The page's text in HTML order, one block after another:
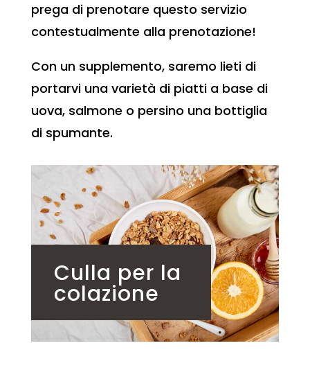
prega di prenotare questo servizio
contestualmente alla prenotazione!
Con un supplemento, saremo lieti di
portarvi una varietà di piatti a base di
uova, salmone o persino una bottiglia
di spumante.
Culla per la
colazione